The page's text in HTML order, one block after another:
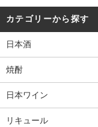
カテゴリーから探す
日本酒
焼酎
日本ワイン
リキュール